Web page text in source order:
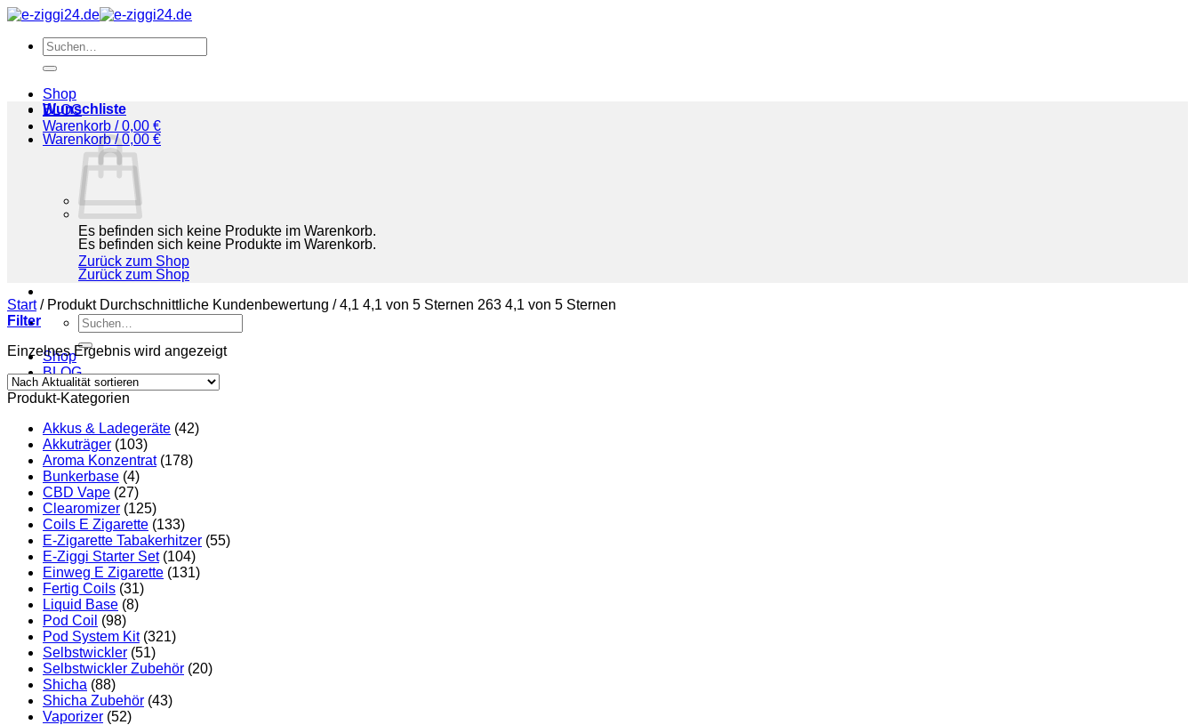
Zum
springenSuchen
nach:
Shop
BLOG
Warenkorb /0,00 €
Es befinden sich keine Produkte im Warenkorb.
Zurück zum Shop
Suchen
nach:
Shop
BLOG
Wunschliste
Warenkorb /0,00 €
Es befinden sich keine Produkte im Warenkorb.
Zurück zum Shop
Start /Produkt Durchschnittliche Kundenbewertung /4,1 4,1 von 5 Sternen 263 4,1 von 5 Sternen
Filter
Einzelnes Ergebnis wird angezeigt
Produkt-Kategorien
Akkus & Ladegeräte (42)
Akkuträger (103)
Aroma Konzentrat (178)
Bunkerbase (4)
CBD Vape (27)
Clearomizer (125)
Coils E Zigarette (133)
E-Zigarette Tabakerhitzer (55)
E-Ziggi Starter Set (104)
Einweg E Zigarette (131)
Fertig Coils (31)
Liquid Base (8)
Pod Coil (98)
Pod System Kit (321)
Selbstwickler (51)
Selbstwickler Zubehör (20)
Shicha (88)
Shicha Zubehör (43)
Vaporizer (52)